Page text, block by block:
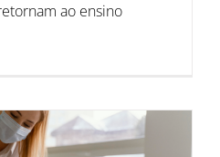
ao ensino